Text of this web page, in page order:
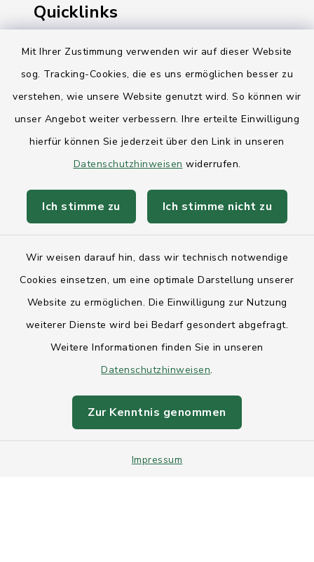
Mit Ihrer Zustimmung verwenden wir auf dieser Website
sog. Tracking-Cookies, die es uns ermöglichen besser zu
verstehen, wie unsere Website genutzt wird. So können wir
unser Angebot weiter verbessern. Ihre erteilte Einwilligung
hierfür können Sie jederzeit über den Link in unseren
Datenschutzhinweisen widerrufen.
Ich stimme zu Ich stimme nicht zu
Wir weisen darauf hin, dass wir technisch notwendige
Cookies einsetzen, um eine optimale Darstellung unserer
Website zu ermöglichen. Die Einwilligung zur Nutzung
weiterer Dienste wird bei Bedarf gesondert abgefragt.
Weitere Informationen finden Sie in unseren
Datenschutzhinweisen.
Zur Kenntnis genommen
Impressum
Quicklinks
Ihre Behördennummer 115
Landesregierung Schleswig-Holstein
AktivRegion Mittelholstein
Anfahrt
Datenschutz
Sitemap
Intranet